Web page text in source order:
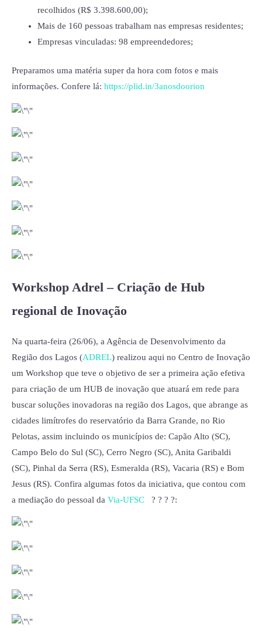
recolhidos (R$ 3.398.600,00);
Mais de 160 pessoas trabalham nas empresas residentes;
Empresas vinculadas: 98 empreendedores;
Preparamos uma matéria super da hora com fotos e mais
informações. Confere lá: https://plid.in/3anosdoorion
Workshop Adrel – Criação de Hub
regional de Inovação
Na quarta-feira (26/06), a Agência de Desenvolvimento da
Região dos Lagos (ADREL) realizou aqui no Centro de Inovação
um Workshop que teve o objetivo de ser a primeira ação efetiva
para criação de um HUB de inovação que atuará em rede para
buscar soluções inovadoras na região dos Lagos, que abrange as
cidades limítrofes do reservatório da Barra Grande, no Rio
Pelotas, assim incluindo os municípios de: Capão Alto (SC),
Campo Belo do Sul (SC), Cerro Negro (SC), Anita Garibaldi
(SC), Pinhal da Serra (RS), Esmeralda (RS), Vacaria (RS) e Bom
Jesus (RS). Confira algumas fotos da iniciativa, que contou com
a mediação do pessoal da Via-UFSC ? ? ? ?: